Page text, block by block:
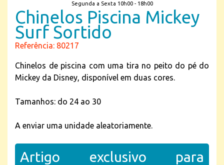
Segunda a Sexta 10h00 - 18h00
Chinelos Piscina Mickey
Surf Sortido
Referência: 80217
Chinelos de piscina com uma tira no peito do pé do
Mickey da Disney, disponível em duas cores.
Tamanhos: do 24 ao 30
A enviar uma unidade aleatoriamente.
Artigo exclusivo para